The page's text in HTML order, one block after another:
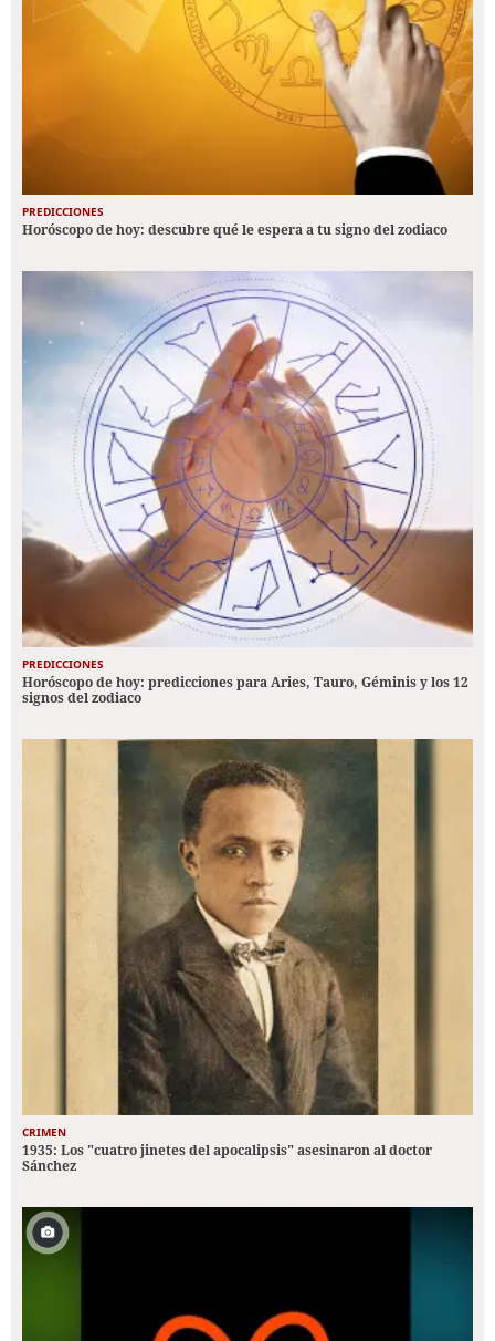
PREDICCIONES
Horóscopo de hoy: descubre qué le espera a tu signo del zodiaco
PREDICCIONES
Horóscopo de hoy: predicciones para Aries, Tauro, Géminis y los 12
signos del zodiaco
CRIMEN
1935: Los "cuatro jinetes del apocalipsis" asesinaron al doctor
Sánchez